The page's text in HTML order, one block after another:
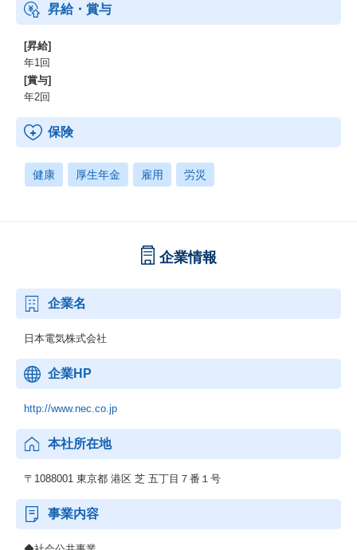
昇給・賞与
[昇給]
年1回
[賞与]
年2回
保険
健康 厚生年金 雇用 労災
企業情報
企業名
日本電気株式会社
企業HP
http://www.nec.co.jp
本社所在地
〒1088001 東京都 港区 芝 五丁目７番１号
事業内容